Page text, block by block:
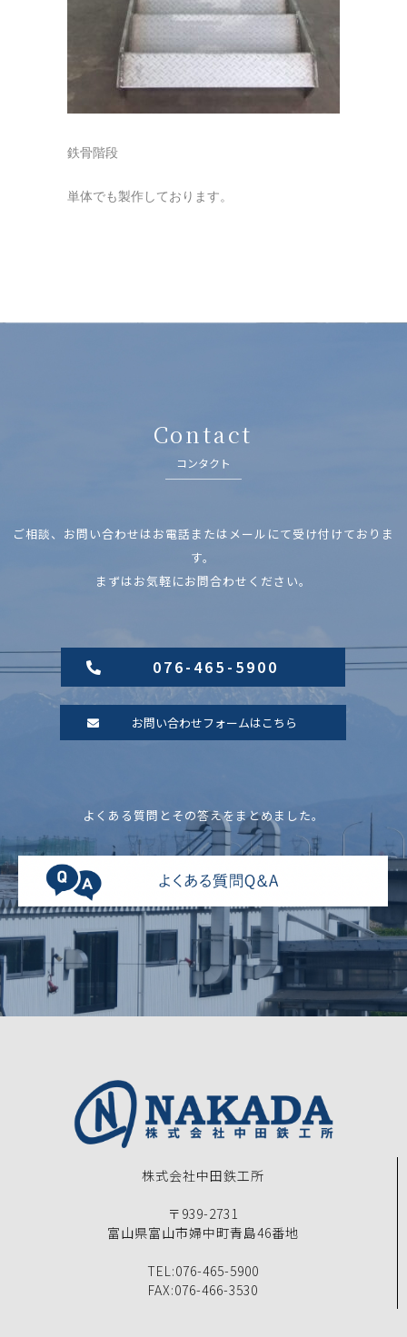
鉄骨階段
単体でも製作しております。
Contact
コンタクト
───────
ご相談、お問い合わせはお電話またはメールにて受け付けておりま
す。
まずはお気軽にお問合わせください。
076-465-5900
お問い合わせフォームはこちら
よくある質問とその答えをまとめました。
株式会社中田鉄工所
〒939-2731
富山県富山市婦中町青島46番地
TEL:076-465-5900
FAX:076-466-3530